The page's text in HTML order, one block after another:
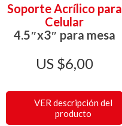
Soporte Acrílico para
Celular
4.5″x3″ para mesa
$6,00
VER descripción del
producto